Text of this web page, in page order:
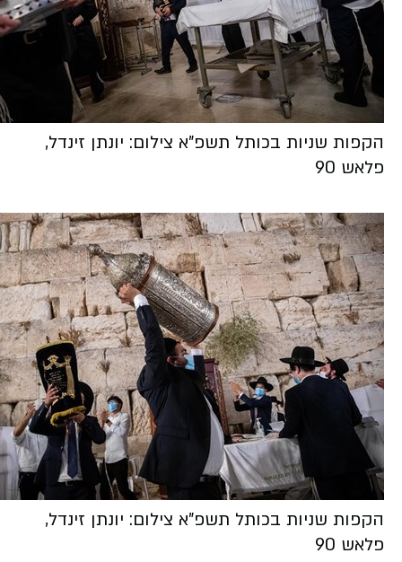
הקפות שניות בכותל תשפ"א צילום: יונתן זינדל,
פלאש 90
הקפות שניות בכותל תשפ"א צילום: יונתן זינדל,
פלאש 90